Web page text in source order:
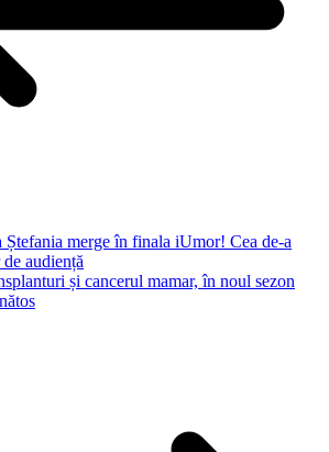
merge în finala iUmor! Cea de-a
audiență
și cancerul mamar, în noul sezon